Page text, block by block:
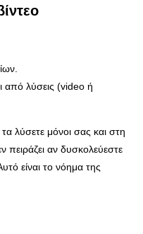
από λύσεις (video ή
λύσετε μόνοι σας και στη
πειράζει αν δυσκολεύεστε
είναι το νόημα της